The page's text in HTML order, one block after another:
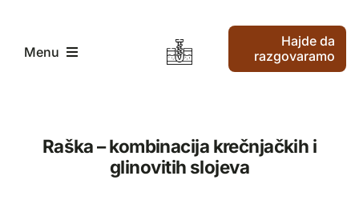
content
Menu
Traženje vode i bušenje vode
Hajde da
razgovaramo
Raška – kombinacija krečnjačkih i
glinovitih slojeva